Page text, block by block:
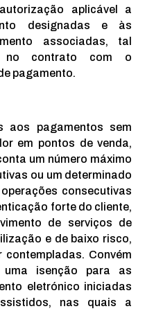
aplicável a
designadas e às
associadas, tal
no contrato com o
pagamento.
aos pagamentos sem
em pontos de venda,
um número máximo
ou um determinado
consecutivas
forte do cliente,
de serviços de
e de baixo risco,
contempladas. Convém
uma isenção para as
eletrónico iniciadas
nas quais a